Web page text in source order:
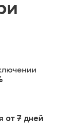
от 7 дней